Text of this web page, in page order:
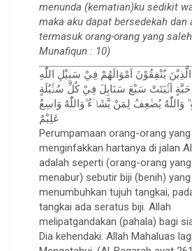
menunda (kematian)ku sedikit
maka aku dapat bersedekah dan
termasuk orang-orang yang
Munafiqun : 10)
يُنْفِقُوْنَ اَمْوَالَهُمْ فِيْ سَبِيْلِ اللّٰهِ
اَنْۢبَتَتْ سَبْعَ سَنَابِلَ فِيْ كُلِّ سُنْۢبُلَةٍ
وَاللّٰهُ يُضٰعِفُ لِمَنْ يَّشَاۤءُ ۗوَاللّٰهُ وَاسِعٌ
عَلِيْمٌ
Perumpamaan orang-orang yang
menginfakkan hartanya di jalan
adalah seperti (orang-orang yang
menabur) sebutir biji (benih) yang
menumbuhkan tujuh tangkai,
tangkai ada seratus biji. Allah
melipatgandakan (pahala) bagi
Dia kehendaki. Allah Mahaluas